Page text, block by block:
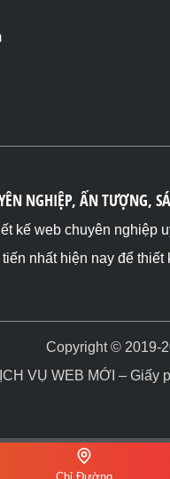
NGHIỆP, ẤN TƯỢNG,
kế web chuyên nghiệp
nhất hiện nay để
Copyright © 2019-
VỤ WEB MỚI –